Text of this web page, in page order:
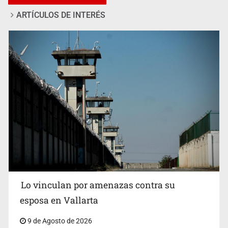
Fallece Don Nelson, quíntuple campeón NBA, a los 86
años
ARTÍCULOS DE INTERÉS
Lo vinculan por amenazas contra su
esposa en Vallarta
9 de Agosto de 2026